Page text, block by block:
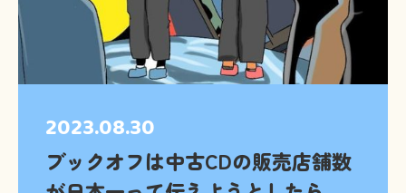
2023.08.30
ブックオフは中古CDの販売店舗数